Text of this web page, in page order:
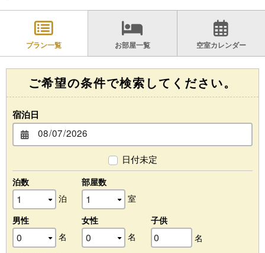
プラン一覧 お部屋一覧 空室カレンダー
ご希望の条件で検索してください。
宿泊日
日付未定
泊数
泊
部屋数
室
男性
名
女性
名
子供
名